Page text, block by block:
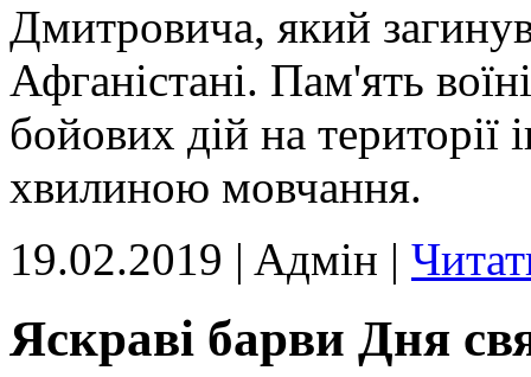
Дмитровича, який
Афганістані. Пам'ять
бойових дій на
хвилиною мовчання.
19.02.2019 | Aдмін |
Яскраві барви Дня